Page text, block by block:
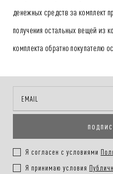
денежных средств за комплект
получения остальных вещей из
комплекта обратно покупателю
Я согласен с условиями
Я принимаю условия